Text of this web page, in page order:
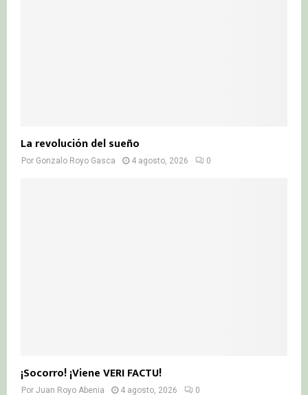
La revolución del sueño
Por Gonzalo Royo Gasca 4 agosto, 2026 0
¡Socorro! ¡Viene VERI FACTU!
Por Juan Royo Abenia 4 agosto, 2026 0